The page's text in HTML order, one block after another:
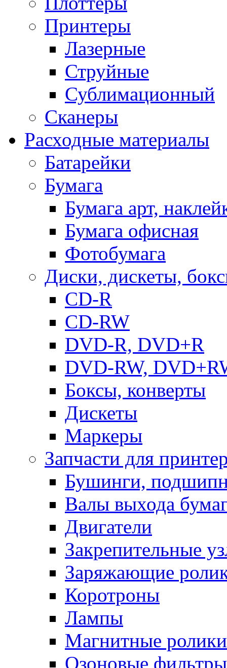
Принтеры
Лазерные
Струйные
Сублимационный
Сканеры
Расходные материалы
Батарейки
Бумага
Бумага арт,
Бумага офисная
Фотобумага
Диски, дискеты,
CD-R
CD-RW
DVD-R, DVD+R
DVD-RW,
Боксы, конверты
Дискеты
Маркеры
Запчасти для
Бушинги,
Валы выхода
Двигатели
Закрепительные
Заряжающие
Коротроны
Лампы
Магнитные ролики
Озоновые фильтры